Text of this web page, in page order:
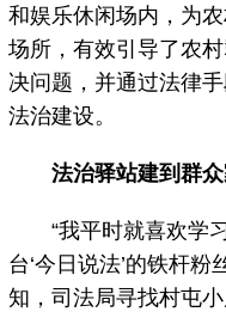
和娱乐休闲场内，为
场所，有效引导了农
决问题，并通过法律
法治建设。
法治驿站建到群众
“我平时就喜欢学习
台‘今日说法’的铁杆
知，司法局寻找村屯